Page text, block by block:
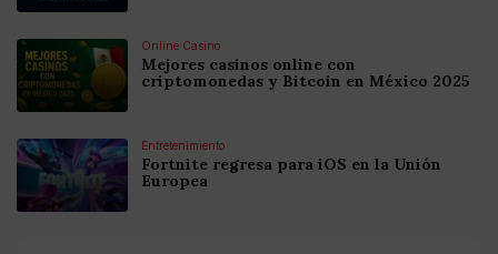
Online Casino
Mejores casinos online con
criptomonedas y Bitcoin en México 2025
Entretenimiento
Fortnite regresa para iOS en la Unión
Europea